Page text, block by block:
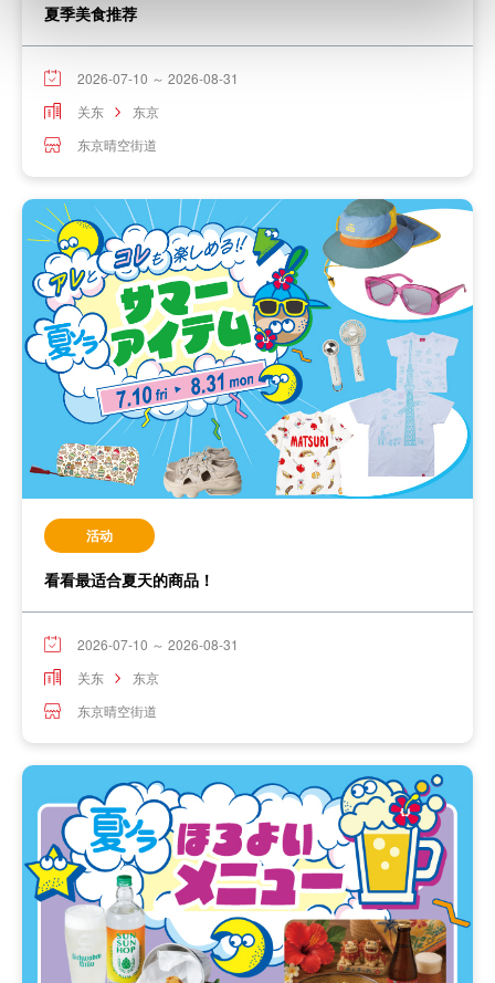
夏季美食推荐
2026-07-10 ～ 2026-08-31
关东
东京
东京晴空街道
活动
看看最适合夏天的商品！
2026-07-10 ～ 2026-08-31
关东
东京
东京晴空街道